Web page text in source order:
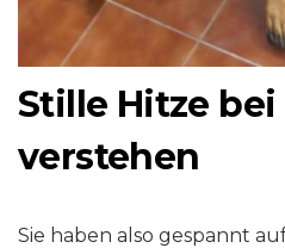
Stille Hitze
verstehen
Sie haben also gespannt